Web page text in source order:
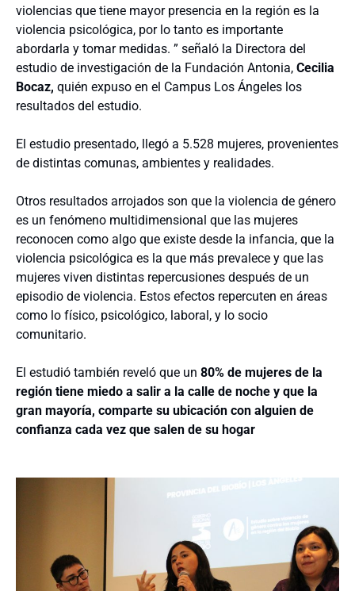
violencias que tiene mayor presencia en la región es la
violencia psicológica, por lo tanto es importante
abordarla y tomar medidas. ” señaló la Directora del
estudio de investigación de la Fundación Antonia, Cecilia
Bocaz, quién expuso en el Campus Los Ángeles los
resultados del estudio.
El estudio presentado, llegó a 5.528 mujeres, provenientes
de distintas comunas, ambientes y realidades.
Otros resultados arrojados son que la violencia de género
es un fenómeno multidimensional que las mujeres
reconocen como algo que existe desde la infancia, que la
violencia psicológica es la que más prevalece y que las
mujeres viven distintas repercusiones después de un
episodio de violencia. Estos efectos repercuten en áreas
como lo físico, psicológico, laboral, y lo socio
comunitario.
El estudió también reveló que un 80% de mujeres de la
región tiene miedo a salir a la calle de noche y que la
gran mayoría, comparte su ubicación con alguien de
confianza cada vez que salen de su hogar